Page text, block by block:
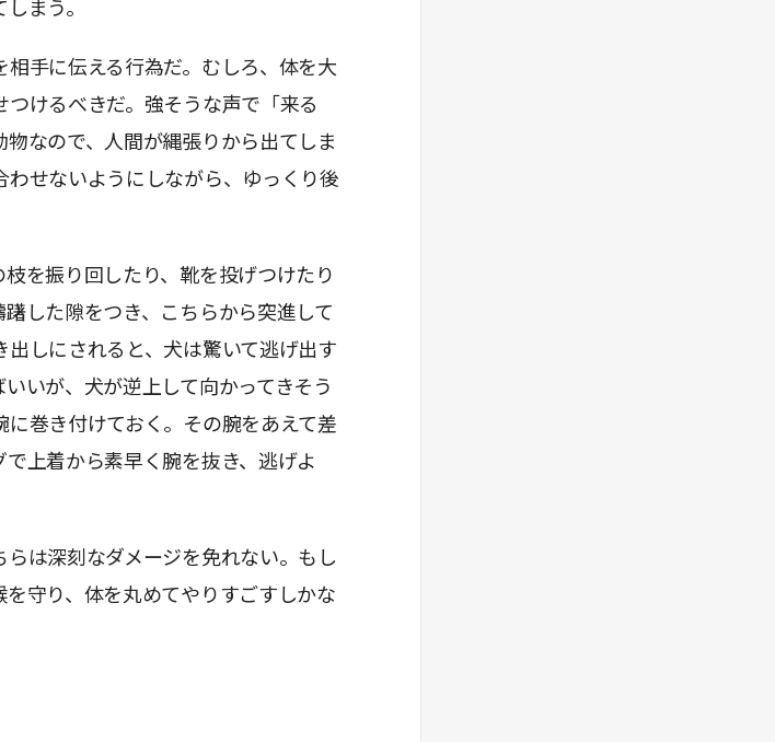
まう。
手に伝える行為だ。むしろ、体を大
けるべきだ。強そうな声で「来る
なので、人間が縄張りから出てしま
せないようにしながら、ゆっくり後
を振り回したり、靴を投げつけたり
した隙をつき、こちらから突進して
しにされると、犬は驚いて逃げ出す
いが、犬が逆上して向かってきそう
巻き付けておく。その腕をあえて差
上着から素早く腕を抜き、逃げよ
は深刻なダメージを免れない。もし
守り、体を丸めてやりすごすしかな